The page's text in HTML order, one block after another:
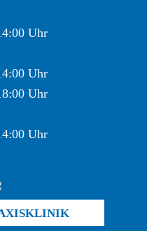
Uhr
Uhr
Uhr
Uhr